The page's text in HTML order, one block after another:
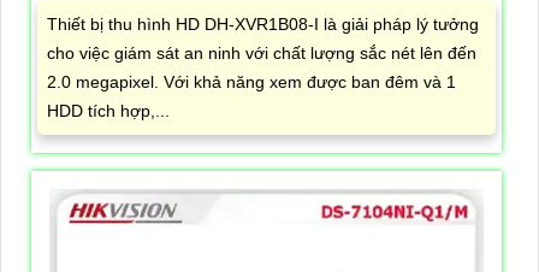
Thiết bị thu hình HD DH-XVR1B08-I là giải pháp lý tưởng
cho việc giám sát an ninh với chất lượng sắc nét lên đến
2.0 megapixel. Với khả năng xem được ban đêm và 1
HDD tích hợp,...